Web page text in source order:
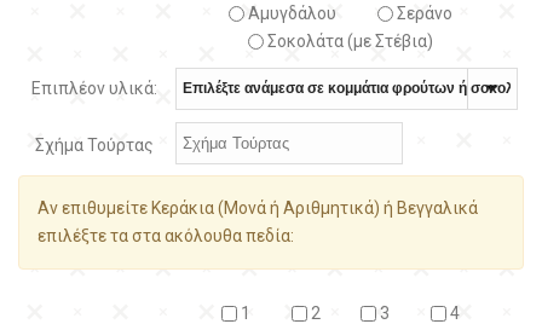
Αμυγδάλου
Σεράνο
Σοκολάτα (με Στέβια)
Επιπλέον υλικά:
Σχήμα Τούρτας
Αν επιθυμείτε Κεράκια (Μονά ή Αριθμητικά) ή Βεγγαλικά
επιλέξτε τα στα ακόλουθα πεδία:
1 2 3
4